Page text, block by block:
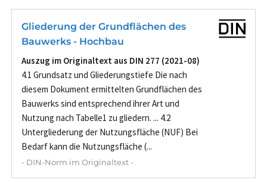
Gliederung der Grundflächen des
Bauwerks - Hochbau
Auszug im Originaltext aus DIN 277 (2021-08)
4.1 Grundsatz und Gliederungstiefe Die nach
diesem Dokument ermittelten Grundflächen des
Bauwerks sind entsprechend ihrer Art und
Nutzung nach Tabelle1 zu gliedern. ... 4.2
Untergliederung der Nutzungsfläche (NUF) Bei
Bedarf kann die Nutzungsfläche (...
- DIN-Norm im Originaltext -